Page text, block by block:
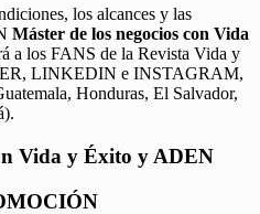
los alcances y las
Máster de los negocios con Vida
a los FANS de la Revista Vida y
LINKEDIN e INSTAGRAM,
Honduras, El Salvador,
Vida y Éxito y ADEN